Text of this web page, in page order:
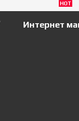
HOT
Интернет